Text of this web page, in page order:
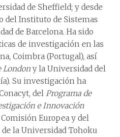
de Sheffield; y desde
del Instituto de Sistemas
de Barcelona. Ha sido
de investigación en las
Coimbra (Portugal), así
London y la Universidad del
Su investigación ha
del Programa de
e Innovación
Comisión Europea y del
la Universidad Tohoku